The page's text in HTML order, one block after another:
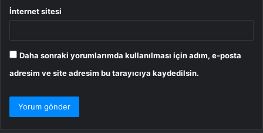
İnternet sitesi
Daha sonraki yorumlarımda kullanılması için adım, e-posta
adresim ve site adresim bu tarayıcıya kaydedilsin.